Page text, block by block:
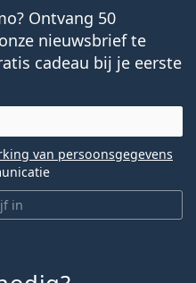
Ontvang 50
nieuwsbrief te
cadeau bij je eerste
in
van persoonsgegevens